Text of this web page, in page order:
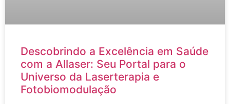
Descobrindo a Excelência em Saúde
com a Allaser: Seu Portal para o
Universo da Laserterapia e
Fotobiomodulação